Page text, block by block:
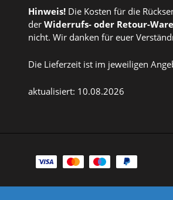
Hinweis! Die Kosten für die
der Widerrufs- oder Retour-Ware
nicht. Wir danken für euer
Die Lieferzeit ist im jeweiligen
aktualisiert: 10.08.2026
Zahlungsarten